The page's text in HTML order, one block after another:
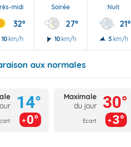
midi
32°
10 km/h
Soirée
27°
10 km/h
Nuit
21°
5 km/h
aux normales
14°
0°
Maximale
du jour
Ecart
30°
3°